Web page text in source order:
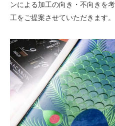
ンによる加工の向き・不向きを
工をご提案させていただきます。